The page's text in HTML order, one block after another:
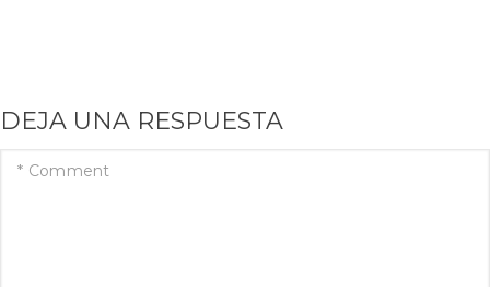
DEJA UNA RESPUESTA